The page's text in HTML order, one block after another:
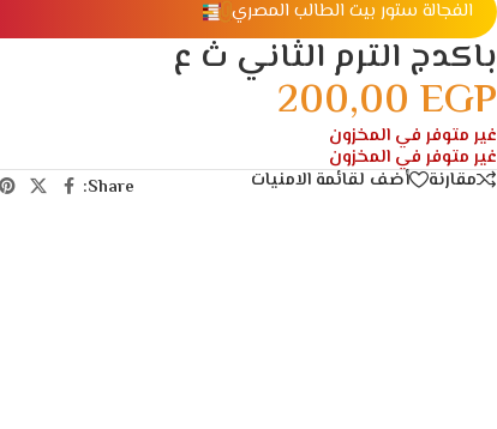
الفجالة ستور بيت الطالب المصري
باكدج الترم الثاني ث ع
200,00 EGP
غير متوفر في المخزون
غير متوفر في المخزون
مقارنة
أضف لقائمة الامنيات Share: